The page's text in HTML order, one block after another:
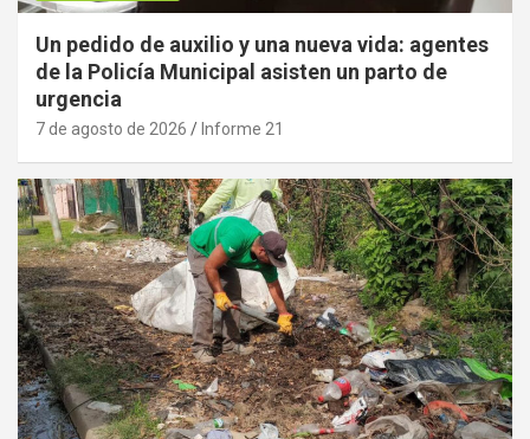
Un pedido de auxilio y una nueva vida: agentes
de la Policía Municipal asisten un parto de
urgencia
7 de agosto de 2026 Informe 21